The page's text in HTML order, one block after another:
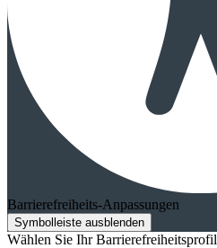
Barrierefreiheits-Anpassungen
Symbolleiste ausblenden
Wählen Sie Ihr Barrierefreiheitsprofil